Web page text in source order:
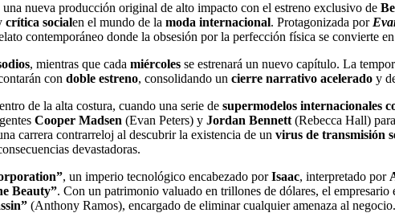
una nueva producción original de alto impacto con el estreno exclusivo de
crítica socialen el mundo de la moda internacional. Protagonizada por
contemporáneo donde la obsesión por la perfección física se convierte
, mientras que cada miércoles se estrenará un nuevo capítulo. La
con doble estreno, consolidando un cierre narrativo acelerado y
de la alta costura, cuando una serie de supermodelos internacionales
Cooper Madsen (Evan Peters) y Jordan Bennett (Rebecca Hall)
carrera contrarreloj al descubrir la existencia de un virus de transmisión
devastadoras.
, un imperio tecnológico encabezado por Isaac, interpretado por
Beauty”. Con un patrimonio valuado en trillones de dólares, el empresario
(Anthony Ramos), encargado de eliminar cualquier amenaza al negocio.